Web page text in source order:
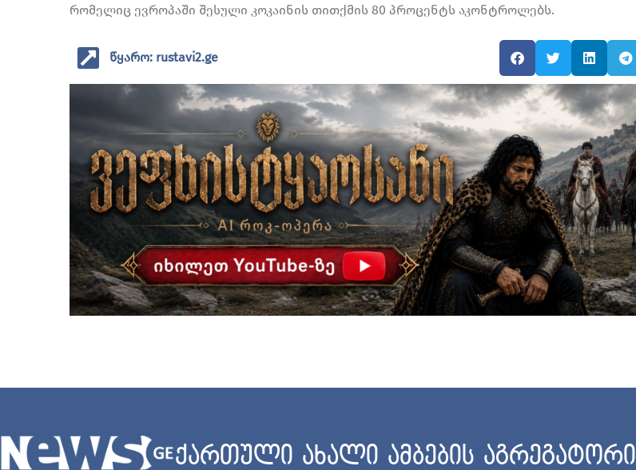
რომელიც ევროპაში შესული კოკაინის თითქმის 80 პროცენტს აკონტროლებს.
წყარო: rustavi2.ge
ქართული ახალი ამბების აგრეგატორი